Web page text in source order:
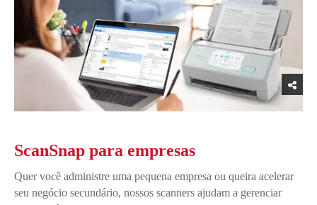
ScanSnap para empresas
Quer você administre uma pequena empresa ou queira acelerar
seu negócio secundário, nossos scanners ajudam a gerenciar